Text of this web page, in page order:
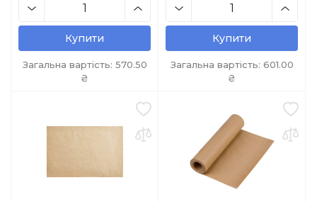
Купити
Загальна вартість: 570.50
₴
Купити
Загальна вартість: 601.00
₴